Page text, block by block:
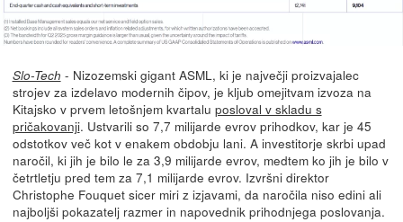
Slo-Tech - Nizozemski gigant ASML, ki je največji proizvajalec
strojev za izdelavo modernih čipov, je kljub omejitvam izvoza na
Kitajsko v prvem letošnjem kvartalu posloval v skladu s
pričakovanji. Ustvarili so 7,7 milijarde evrov prihodkov, kar je 45
odstotkov več kot v enakem obdobju lani. A investitorje skrbi upad
naročil, ki jih je bilo le za 3,9 milijarde evrov, medtem ko jih je bilo v
četrtletju pred tem za 7,1 milijarde evrov. Izvršni direktor
Christophe Fouquet sicer miri z izjavami, da naročila niso edini ali
najboljši pokazatelj razmer in napovednik prihodnjega poslovanja.